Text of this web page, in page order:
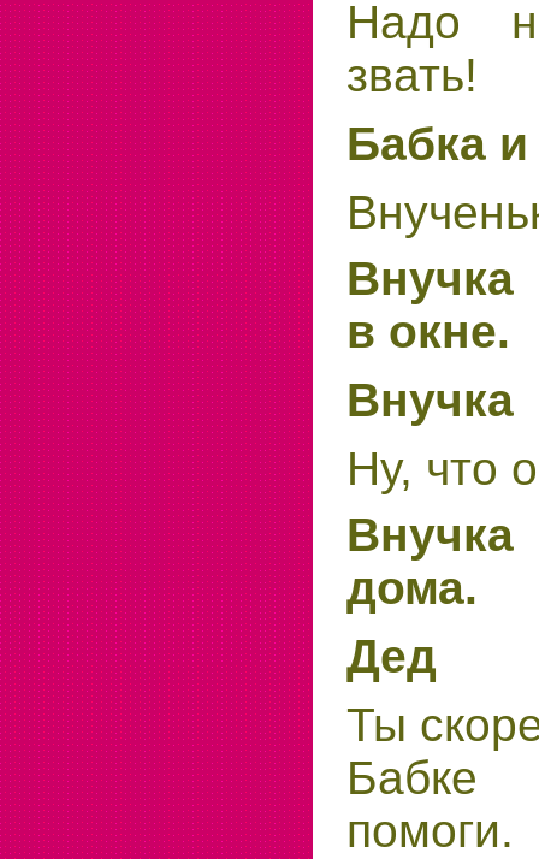
Надо
звать!
Бабка
Внучка
в окне.
Внучка
Ну, что
дома.
Дед
Ты
помоги.